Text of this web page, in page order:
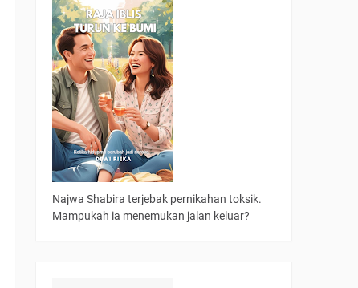
Najwa Shabira terjebak pernikahan toksik.
Mampukah ia menemukan jalan keluar?